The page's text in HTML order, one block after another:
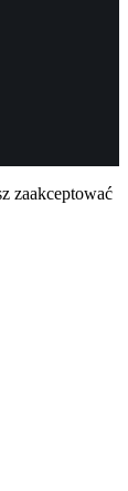
zaakceptować